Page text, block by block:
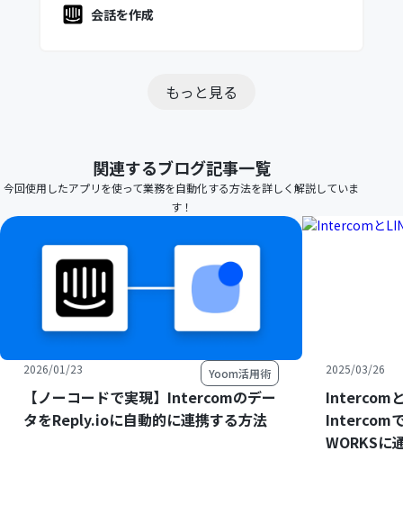
会話を作成
もっと見る
関連するブログ記事一覧
今回使用したアプリを使って業務を自動化する方法を詳しく解説していま
す！
2026/01/23 Yoom活用術
【ノーコードで実現】Intercomのデー
タをReply.ioに自動的に連携する方法
2025/03/26
Intercom
Intercom
WORKSに